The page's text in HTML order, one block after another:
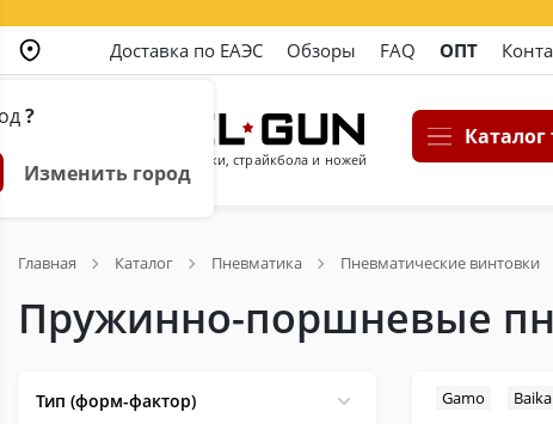
?
Изменить город
Доставка по ЕАЭС Обзоры FAQ ОПТ
Магазин пневматики, страйкбола и ножей
Каталог
Главная Каталог Пневматика Пневматические винтовки
Пружинно-поршневые
Тип (форм-фактор) Gamo